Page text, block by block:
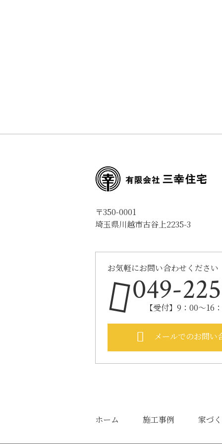
〒350-0001
埼玉県川越市古谷上2235-3
お気軽にお問い合わせください
049-
【受付】9：00～16
メールでのお問い
ホーム 施工事例 家づ